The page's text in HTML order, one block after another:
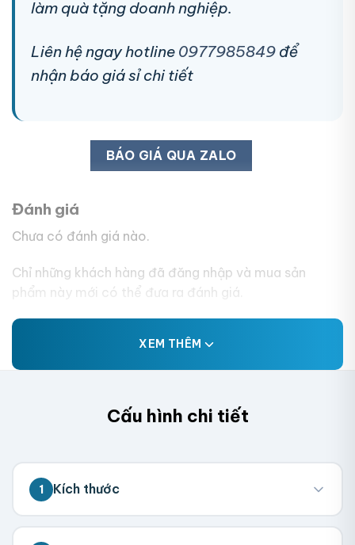
làm quà tặng doanh nghiệp.
Liên hệ ngay hotline 0977985849 để
nhận báo giá sỉ chi tiết
BÁO GIÁ QUA ZALO
Đánh giá
Chưa có đánh giá nào.
Chỉ những khách hàng đã đăng nhập và mua sản
phẩm này mới có thể đưa ra đánh giá.
XEM THÊM
Cấu hình chi tiết
1 Kích thước